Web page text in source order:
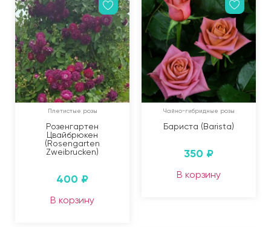
Плетистые розы
Розенгартен
Цвайбрюкен
(Rosengarten
Zweibrucken)
400 ₽
В корзину
Чайно-гибридные розы
Бариста (Barista)
350 ₽
В корзину